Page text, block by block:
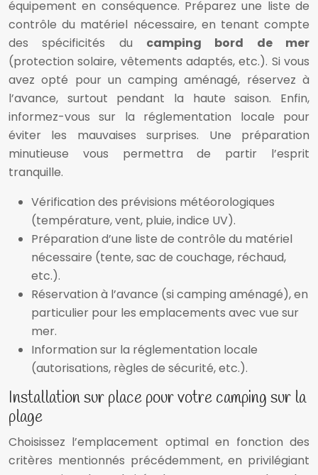
équipement en conséquence. Préparez une liste de
contrôle du matériel nécessaire, en tenant compte
des spécificités du camping bord de mer
(protection solaire, vêtements adaptés, etc.). Si vous
avez opté pour un camping aménagé, réservez à
l’avance, surtout pendant la haute saison. Enfin,
informez-vous sur la réglementation locale pour
éviter les mauvaises surprises. Une préparation
minutieuse vous permettra de partir l’esprit
tranquille.
Vérification des prévisions météorologiques
(température, vent, pluie, indice UV).
Préparation d’une liste de contrôle du matériel
nécessaire (tente, sac de couchage, réchaud,
etc.).
Réservation à l’avance (si camping aménagé), en
particulier pour les emplacements avec vue sur
mer.
Information sur la réglementation locale
(autorisations, règles de sécurité, etc.).
Installation sur place pour votre camping sur la
plage
Choisissez l’emplacement optimal en fonction des
critères mentionnés précédemment, en privilégiant